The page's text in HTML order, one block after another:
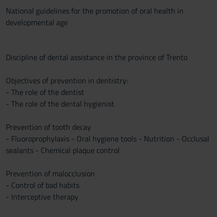
National guidelines for the promotion of oral health in
developmental age
Discipline of dental assistance in the province of Trento
Objectives of prevention in dentistry:
- The role of the dentist
- The role of the dental hygienist
Prevention of tooth decay
- Fluoroprophylaxis - Oral hygiene tools - Nutrition - Occlusal
sealants - Chemical plaque control
Prevention of malocclusion
- Control of bad habits
- Interceptive therapy